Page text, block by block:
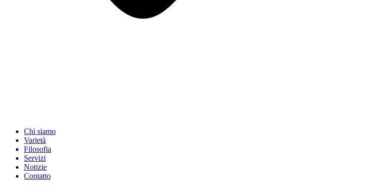
Chi siamo
Varietà
Filosofia
Servizi
Notizie
Contatto